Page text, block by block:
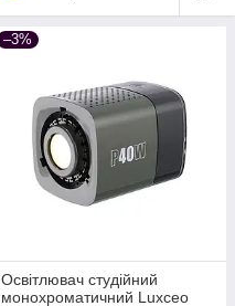
–3%
Освітлювач студійний
монохроматичний Luxceo